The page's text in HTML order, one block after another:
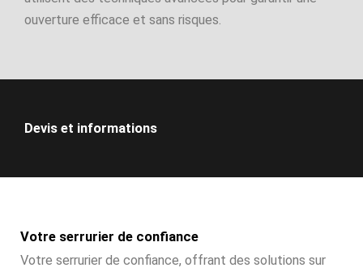
ouverture efficace et sans risques.
Devis et informations
Votre serrurier de confiance
Votre serrurier de confiance, offrant des solutions sur